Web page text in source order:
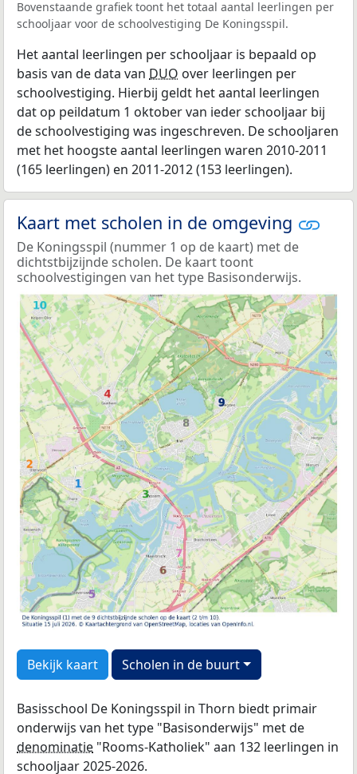
Bovenstaande grafiek toont het totaal aantal leerlingen per
schooljaar voor de schoolvestiging De Koningsspil.
Het aantal leerlingen per schooljaar is bepaald op
basis van de data van DUO over leerlingen per
schoolvestiging. Hierbij geldt het aantal leerlingen
dat op peildatum 1 oktober van ieder schooljaar bij
de schoolvestiging was ingeschreven. De schooljaren
met het hoogste aantal leerlingen waren 2010-2011
(165 leerlingen) en 2011-2012 (153 leerlingen).
Kaart met scholen in de omgeving
De Koningsspil (nummer 1 op de kaart) met de
dichtstbijzijnde scholen. De kaart toont
schoolvestigingen van het type Basisonderwijs.
Bekijk kaart Scholen in de buurt
Basisschool De Koningsspil in Thorn biedt primair
onderwijs van het type "Basisonderwijs" met de
denominatie "Rooms-Katholiek" aan 132 leerlingen in
schooljaar 2025-2026.